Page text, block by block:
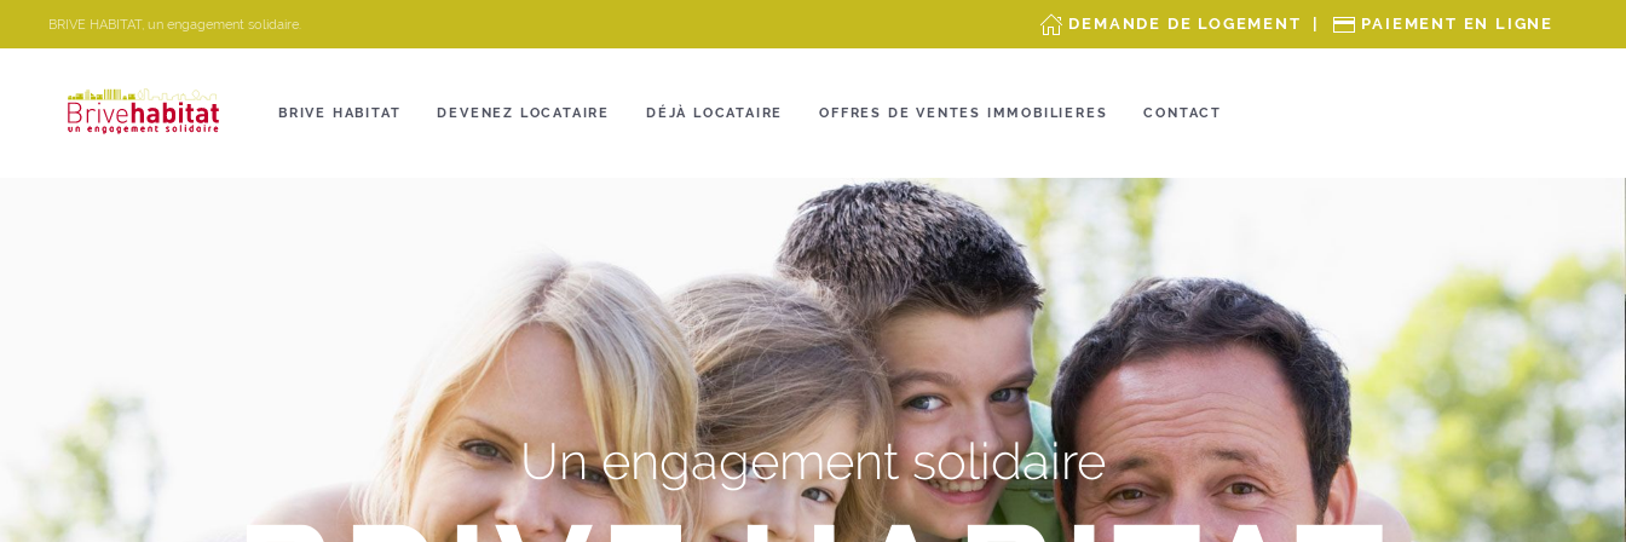
BRIVE HABITAT, un engagement solidaire. DEMANDE DE LOGEMENT PAIEMENT EN LIGNE
BRIVE HABITAT DEVENEZ LOCATAIRE DÉJÀ LOCATAIRE OFFRES DE VENTES IMMOBILIERES CONTACT
Un engagement solidaire
Panneau de gestion des cookies